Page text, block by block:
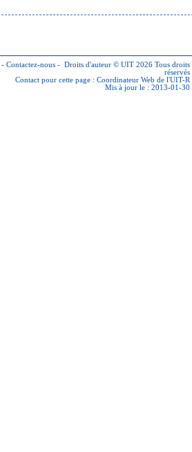
- Contactez-nous - Droits d'auteur © UIT 2026 Tous droits
réservés
Contact pour cette page : Coordinateur Web de l'UIT-R
Mis à jour le : 2013-01-30